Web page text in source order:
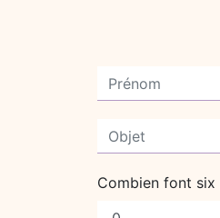
Combien font six